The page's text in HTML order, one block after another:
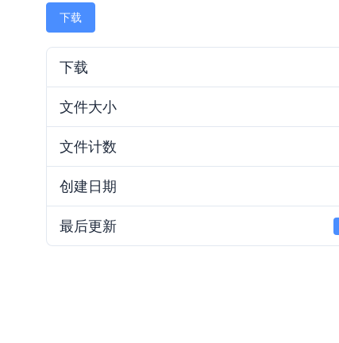
下载
下载
文件大小
文件计数
创建日期
最后更新